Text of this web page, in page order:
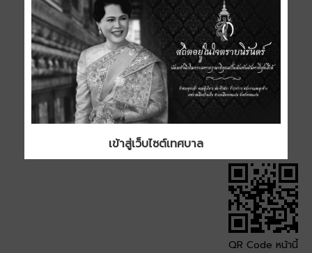
ประเภท
ขนาด
0.57 MB
ดาวน์โหลด
QR Code หน้านี้
เข้าสู่เว็บไซต์เทศบาล